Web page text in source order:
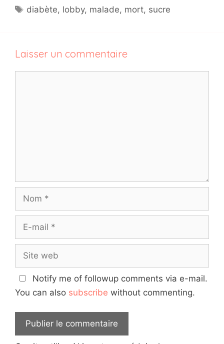
Étiquettes
diabète, lobby, malade, mort, sucre
Laisser un commentaire
Nom
Site
web
Notify me of followup comments via e-mail.
You can also subscribe without commenting.